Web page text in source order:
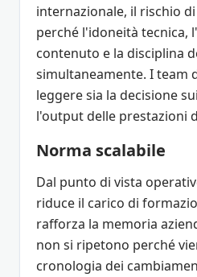
internazionale, il rischio
perché l'idoneità tecnica,
contenuto e la disciplina
simultaneamente. I team
leggere sia la decisione
l'output delle prestazioni
Norma scalabile
Dal punto di vista
riduce il carico di
rafforza la memoria
non si ripetono perché
cronologia dei